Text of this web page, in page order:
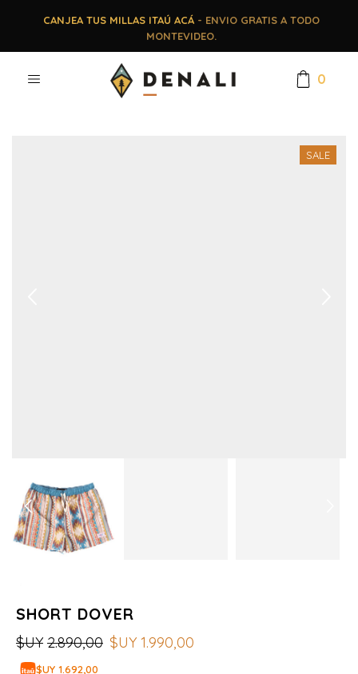
CANJEA TUS MILLAS ITAÚ ACÁ- ENVIO GRATIS A TODO
MONTEVIDEO.
0
SALE
SHORT DOVER
$UY 2.890,00 $UY 1.990,00
$UY 1.692,00